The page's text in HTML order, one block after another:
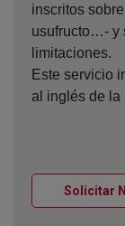
inscritos
usufructo…- y
limitaciones.
Este servicio
al inglés de la
Solicitar